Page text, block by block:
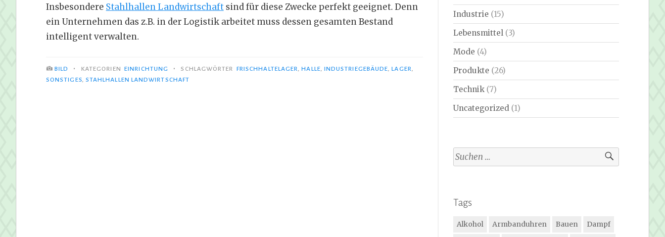
Insbesondere Stahlhallen Landwirtschaft sind für diese Zwecke perfekt geeignet. Denn
ein Unternehmen das z.B. in der Logistik arbeitet muss dessen gesamten Bestand
intelligent verwalten.
BILD • KATEGORIEN EINRICHTUNG • SCHLAGWÖRTER FRISCHHALTELAGER ,HALLE INDUSTRIEGEBÄUDE ,LAGER
SONSTIGES STAHLHALLEN LANDWIRTSCHAFT
Industrie (15)
Lebensmittel (3)
Mode (4)
Produkte (26)
Technik(7)
Uncategorized (1)
Suchen
nach:
Tags
Alkohol Armbanduhren Bauen
Dampf